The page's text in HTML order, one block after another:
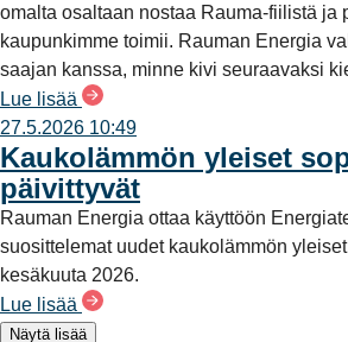
omalta osaltaan nostaa Rauma-fiilistä ja
kaupunkimme toimii. Rauman Energia
saajan kanssa, minne kivi seuraavaksi
Lue lisää
27.5.2026 10:49
Kaukolämmön yleiset
päivittyvät
Rauman Energia ottaa käyttöön
suosittelemat uudet kaukolämmön
kesäkuuta 2026.
Lue lisää
Näytä lisää